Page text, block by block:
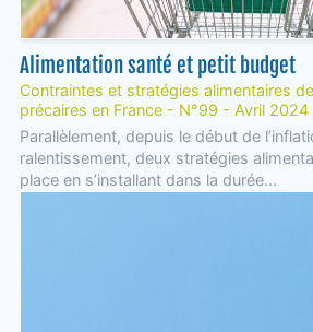
Alimentation santé et petit budget
Contraintes et stratégies alimentaires
précaires en France - N°99 - Avril 2024
Parallèlement, depuis le début de
ralentissement, deux stratégies
place en s’installant dans la durée...